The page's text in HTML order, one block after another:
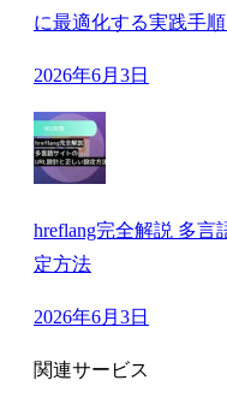
に最適化する実践手順
2026年6月3日
hreflang完全解説 多
定方法
2026年6月3日
関連サービス